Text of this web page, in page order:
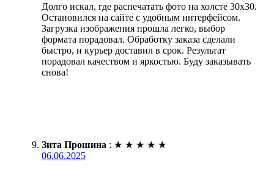
Долго искал, где распечатать фото на холсте 30х30.
Остановился на сайте с удобным интерфейсом.
Загрузка изображения прошла легко, выбор
формата порадовал. Обработку заказа сделали
быстро, и курьер доставил в срок. Результат
порадовал качеством и яркостью. Буду заказывать
снова!
Зита Прошина : ★ ★ ★ ★ ★
06.06.2025